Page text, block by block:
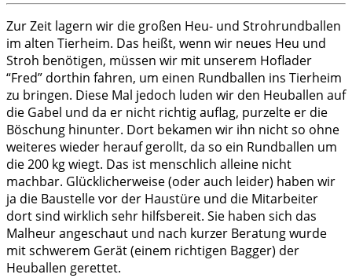
Zur Zeit lagern wir die großen Heu- und Strohrundballen
im alten Tierheim. Das heißt, wenn wir neues Heu und
Stroh benötigen, müssen wir mit unserem Hoflader
“Fred” dorthin fahren, um einen Rundballen ins Tierheim
zu bringen. Diese Mal jedoch luden wir den Heuballen auf
die Gabel und da er nicht richtig auflag, purzelte er die
Böschung hinunter. Dort bekamen wir ihn nicht so ohne
weiteres wieder herauf gerollt, da so ein Rundballen um
die 200 kg wiegt. Das ist menschlich alleine nicht
machbar. Glücklicherweise (oder auch leider) haben wir
ja die Baustelle vor der Haustüre und die Mitarbeiter
dort sind wirklich sehr hilfsbereit. Sie haben sich das
Malheur angeschaut und nach kurzer Beratung wurde
mit schwerem Gerät (einem richtigen Bagger) der
Heuballen gerettet.